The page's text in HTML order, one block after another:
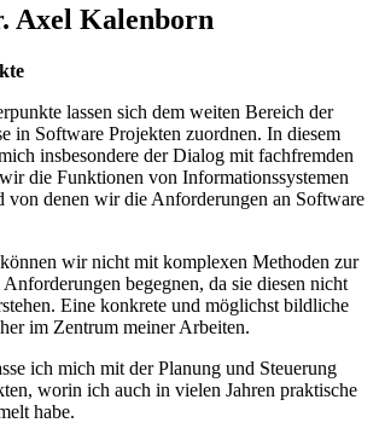
Axel Kalenborn
lassen sich dem weiten Bereich der
in Software Projekten zuordnen. In diesem
insbesondere der Dialog mit fachfremden
die Funktionen von Informationssystemen
von denen wir die Anforderungen an Software
wir nicht mit komplexen Methoden zur
begegnen, da sie diesen nicht
Eine konkrete und möglichst bildliche
im Zentrum meiner Arbeiten.
ich mich mit der Planung und Steuerung
worin ich auch in vielen Jahren praktische
habe.